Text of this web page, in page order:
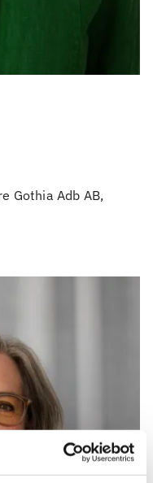
Gothia Adb AB,